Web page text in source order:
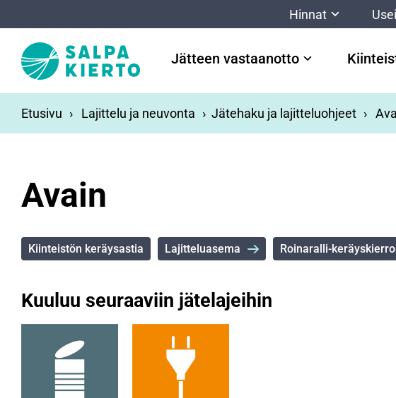
Hinnat
Jätteen vastaanotto
Etusivu Lajittelu ja neuvonta Jätehaku ja lajitteluohjeet
Avain
Kiinteistön keräysastia Lajitteluasema Roinaralli-
Kuuluu seuraaviin jätelajeihin